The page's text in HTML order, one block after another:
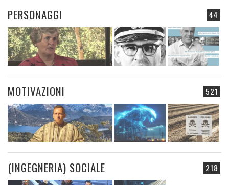
44
PERSONAGGI
521
MOTIVAZIONI
218
(INGEGNERIA) SOCIALE